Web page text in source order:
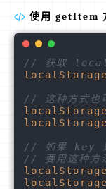
使用 getItem
// 获取
localStorage
// 这种方式
localStorage
localStorage
// 如果 key
// 要用这种方
localStorage
localStorage